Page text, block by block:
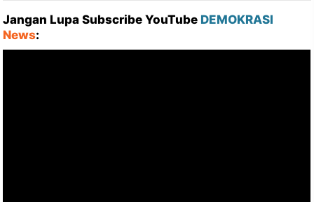
Jangan Lupa Subscribe YouTube DEMOKRASI
News: